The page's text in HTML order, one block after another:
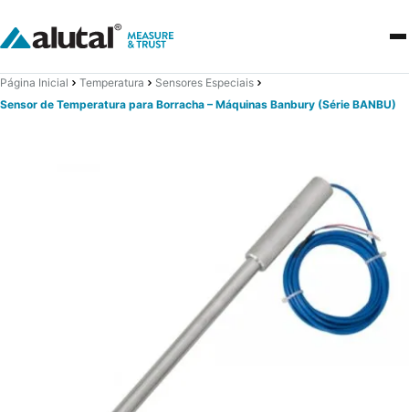
Página Inicial Temperatura
Sensores Especiais
Sensor de Temperatura para Borracha – Máquinas Banbury (Série BANBU)